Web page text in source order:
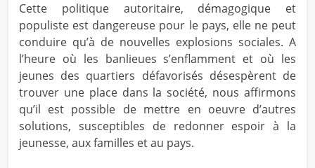
Cette politique autoritaire, démagogique et
populiste est dangereuse pour le pays, elle ne peut
conduire qu’à de nouvelles explosions sociales. A
l’heure où les banlieues s’enflamment et où les
jeunes des quartiers défavorisés désespèrent de
trouver une place dans la société, nous affirmons
qu’il est possible de mettre en oeuvre d’autres
solutions, susceptibles de redonner espoir à la
jeunesse, aux familles et au pays.